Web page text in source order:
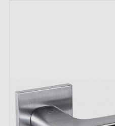
position automatique et
serrure.